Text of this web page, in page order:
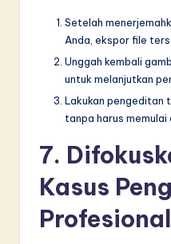
Setelah
Anda, ekspor file
Unggah kembali
untuk melanjutkan
Lakukan pengeditan
tanpa harus memulai
7.
Kasus